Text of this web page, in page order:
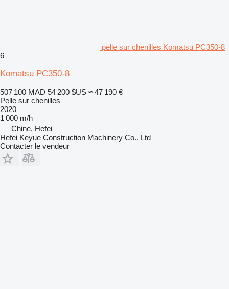
pelle sur chenilles Komatsu PC350-8
6
Komatsu PC350-8
507 100 MAD 54 200 $US ≈ 47 190 €
Pelle sur chenilles
2020
1 000 m/h
Chine, Hefei
Hefei Keyue Construction Machinery Co., Ltd
Contacter le vendeur